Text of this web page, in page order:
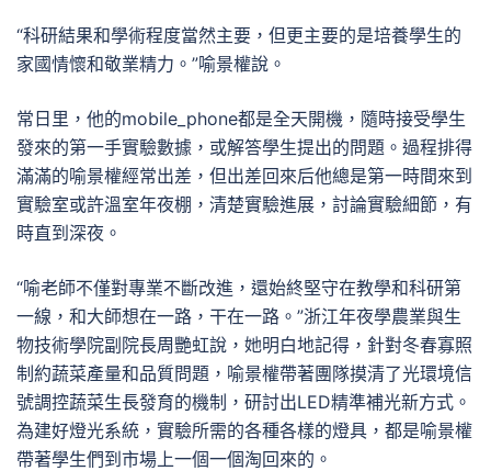
“科研結果和學術程度當然主要，但更主要的是培養學生的
家國情懷和敬業精力。”喻景權說。
常日里，他的mobile_phone都是全天開機，隨時接受學生
發來的第一手實驗數據，或解答學生提出的問題。過程排得
滿滿的喻景權經常出差，但出差回來后他總是第一時間來到
實驗室或許溫室年夜棚，清楚實驗進展，討論實驗細節，有
時直到深夜。
“喻老師不僅對專業不斷改進，還始終堅守在教學和科研第
一線，和大師想在一路，干在一路。”浙江年夜學農業與生
物技術學院副院長周艷虹說，她明白地記得，針對冬春寡照
制約蔬菜產量和品質問題，喻景權帶著團隊摸清了光環境信
號調控蔬菜生長發育的機制，研討出LED精準補光新方式。
為建好燈光系統，實驗所需的各種各樣的燈具，都是喻景權
帶著學生們到市場上一個一個淘回來的。